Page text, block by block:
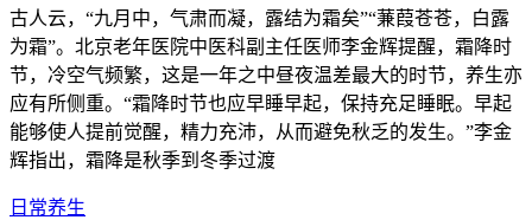
古人云，“九月中，气肃而凝，露结为霜矣”“蒹葭苍苍，白露
为霜”。北京老年医院中医科副主任医师李金辉提醒，霜降时
节，冷空气频繁，这是一年之中昼夜温差最大的时节，养生亦
应有所侧重。“霜降时节也应早睡早起，保持充足睡眠。早起
能够使人提前觉醒，精力充沛，从而避免秋乏的发生。”李金
辉指出，霜降是秋季到冬季过渡
日常养生